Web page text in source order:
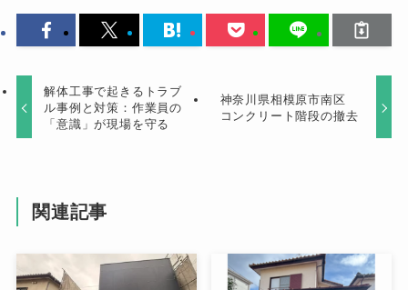
解体工事で起きるトラブ
ル事例と対策：作業員の
「意識」が現場を守る
神奈川県相模原市南区
コンクリート階段の撤去
関連記事